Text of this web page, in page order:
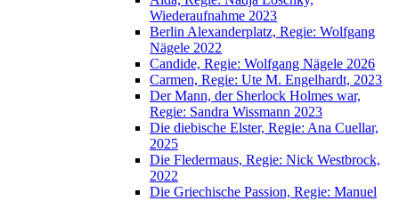
Wiederaufnahme 2023
Berlin Alexanderplatz, Regie: Wolfgang
Nägele 2022
Candide, Regie: Wolfgang Nägele 2026
Carmen, Regie: Ute M. Engelhardt, 2023
Der Mann, der Sherlock Holmes war,
Regie: Sandra Wissmann 2023
Die diebische Elster, Regie: Ana Cuellar,
2025
Die Fledermaus, Regie: Nick Westbrock,
2022
Die Griechische Passion, Regie: Manuel